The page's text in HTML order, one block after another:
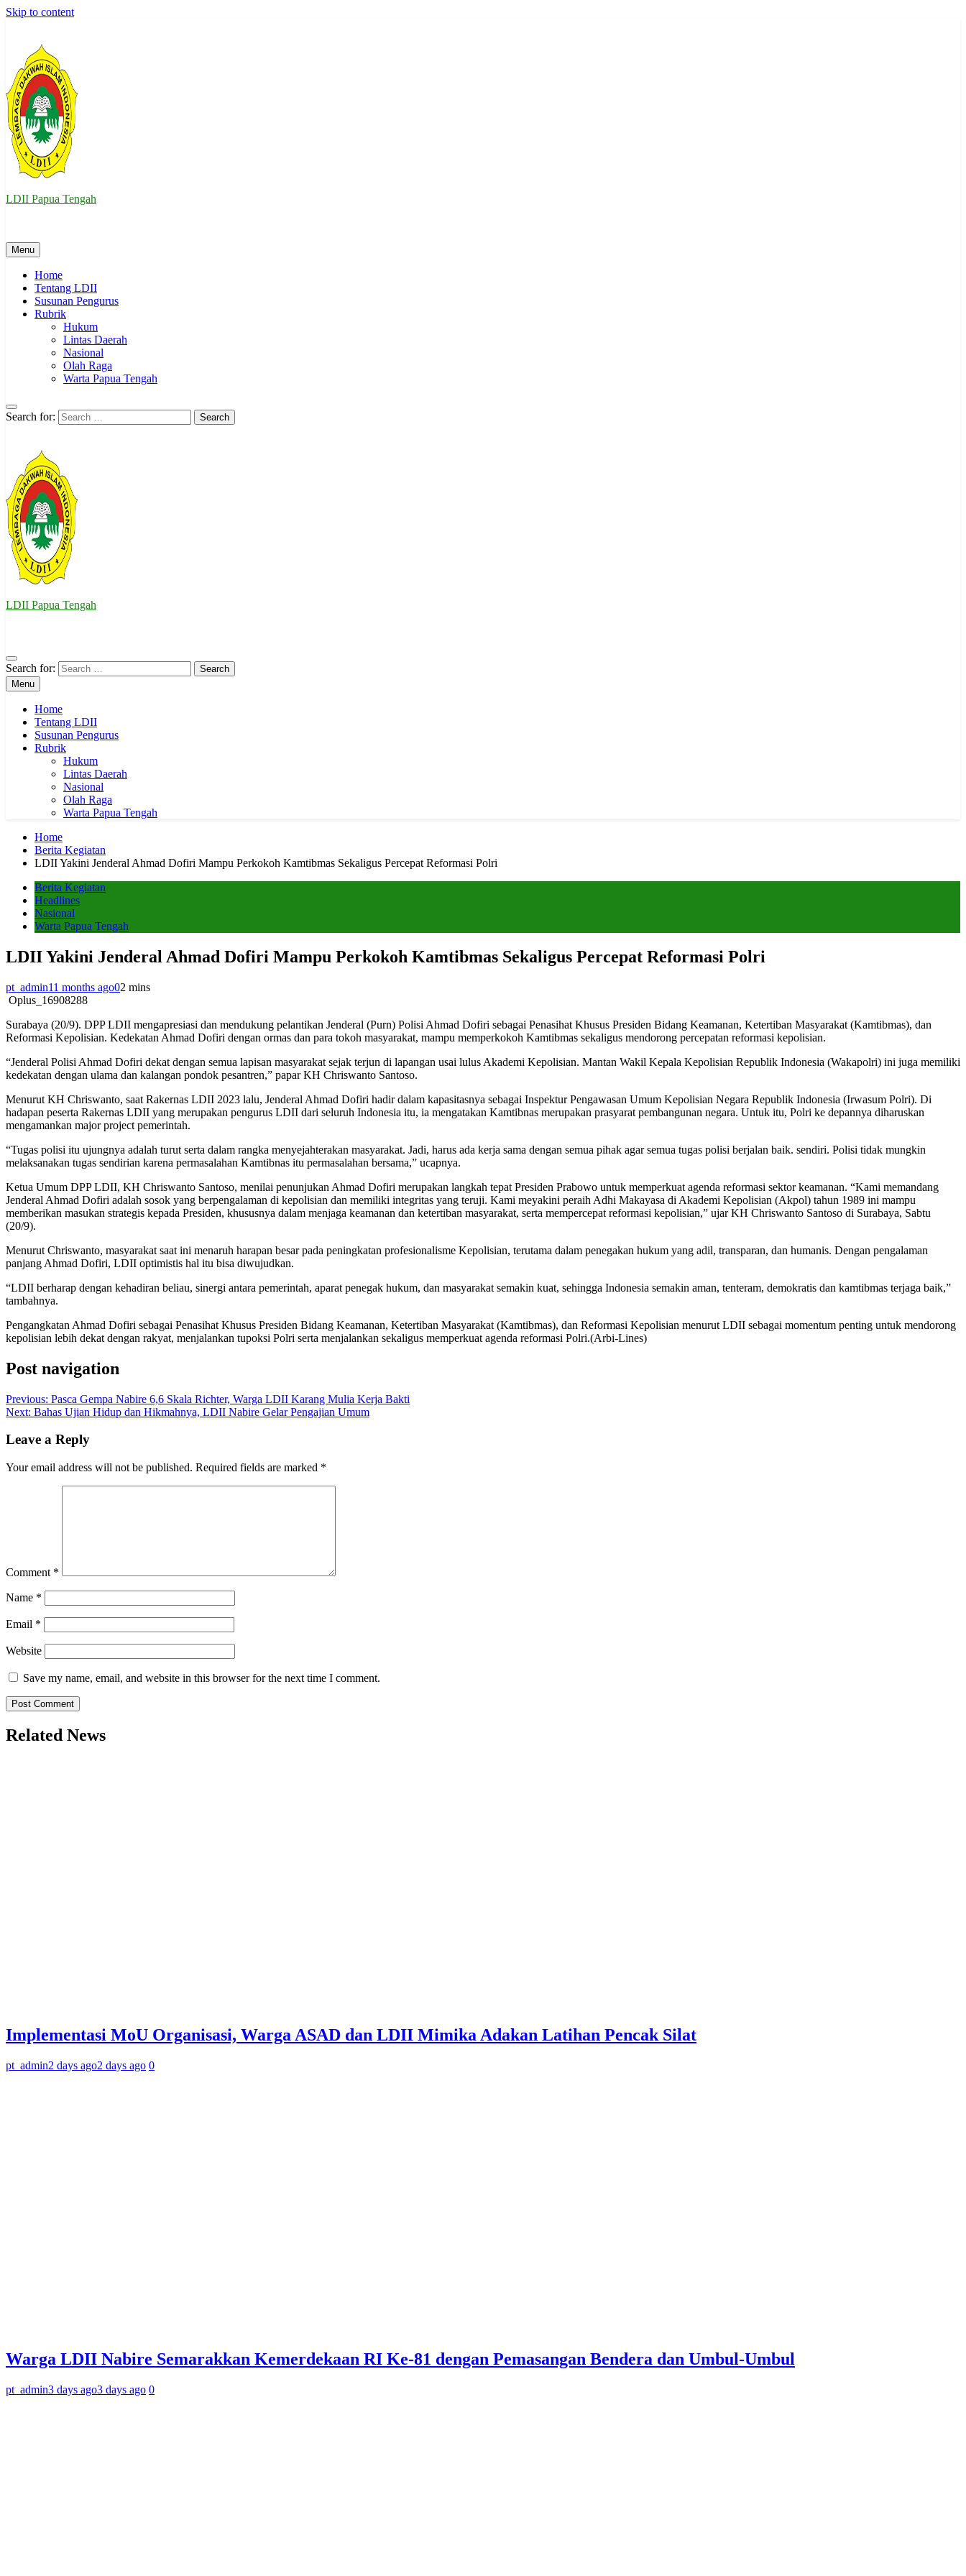
Skip to content
LDII Papua Tengah
Menu
Home
Tentang LDII
Susunan Pengurus
Rubrik
Hukum
Lintas Daerah
Nasional
Olah Raga
Warta Papua Tengah
Search for:
LDII Papua Tengah
Search for:
Menu
Home
Tentang LDII
Susunan Pengurus
Rubrik
Hukum
Lintas Daerah
Nasional
Olah Raga
Warta Papua Tengah
Home
Berita Kegiatan
LDII Yakini Jenderal Ahmad Dofiri Mampu Perkokoh Kamtibmas Sekaligus Percepat Reformasi Polri
Berita Kegiatan
Headlines
Nasional
Warta Papua Tengah
LDII Yakini Jenderal Ahmad Dofiri Mampu Perkokoh Kamtibmas Sekaligus Percepat Reformasi Polri
pt_admin11 months ago02 mins
Oplus_16908288
Surabaya (20/9). DPP LDII mengapresiasi dan mendukung pelantikan Jenderal (Purn) Polisi Ahmad Dofiri sebagai Penasihat Khusus Presiden Bidang Keamanan, Ketertiban Masyarakat (Kamtibmas), dan
Reformasi Kepolisian. Kedekatan Ahmad Dofiri dengan ormas dan para tokoh masyarakat, mampu memperkokoh Kamtibmas sekaligus mendorong percepatan reformasi kepolisian.
“Jenderal Polisi Ahmad Dofiri dekat dengan semua lapisan masyarakat sejak terjun di lapangan usai lulus Akademi Kepolisian. Mantan Wakil Kepala Kepolisian Republik Indonesia (Wakapolri) ini juga memiliki
kedekatan dengan ulama dan kalangan pondok pesantren,” papar KH Chriswanto Santoso.
Menurut KH Chriswanto, saat Rakernas LDII 2023 lalu, Jenderal Ahmad Dofiri hadir dalam kapasitasnya sebagai Inspektur Pengawasan Umum Kepolisian Negara Republik Indonesia (Irwasum Polri). Di
hadapan peserta Rakernas LDII yang merupakan pengurus LDII dari seluruh Indonesia itu, ia mengatakan Kamtibnas merupakan prasyarat pembangunan negara. Untuk itu, Polri ke depannya diharuskan
mengamankan major project pemerintah.
“Tugas polisi itu ujungnya adalah turut serta dalam rangka menyejahterakan masyarakat. Jadi, harus ada kerja sama dengan semua pihak agar semua tugas polisi berjalan baik. sendiri. Polisi tidak mungkin
melaksanakan tugas sendirian karena permasalahan Kamtibnas itu permasalahan bersama,” ucapnya.
Ketua Umum DPP LDII, KH Chriswanto Santoso, menilai penunjukan Ahmad Dofiri merupakan langkah tepat Presiden Prabowo untuk memperkuat agenda reformasi sektor keamanan. “Kami memandang
Jenderal Ahmad Dofiri adalah sosok yang berpengalaman di kepolisian dan memiliki integritas yang teruji. Kami meyakini peraih Adhi Makayasa di Akademi Kepolisian (Akpol) tahun 1989 ini mampu
memberikan masukan strategis kepada Presiden, khususnya dalam menjaga keamanan dan ketertiban masyarakat, serta mempercepat reformasi kepolisian,” ujar KH Chriswanto Santoso di Surabaya, Sabtu
(20/9).
Menurut Chriswanto, masyarakat saat ini menaruh harapan besar pada peningkatan profesionalisme Kepolisian, terutama dalam penegakan hukum yang adil, transparan, dan humanis. Dengan pengalaman
panjang Ahmad Dofiri, LDII optimistis hal itu bisa diwujudkan.
“LDII berharap dengan kehadiran beliau, sinergi antara pemerintah, aparat penegak hukum, dan masyarakat semakin kuat, sehingga Indonesia semakin aman, tenteram, demokratis dan kamtibmas terjaga baik,”
tambahnya.
Pengangkatan Ahmad Dofiri sebagai Penasihat Khusus Presiden Bidang Keamanan, Ketertiban Masyarakat (Kamtibmas), dan Reformasi Kepolisian menurut LDII sebagai momentum penting untuk mendorong
kepolisian lebih dekat dengan rakyat, menjalankan tupoksi Polri serta menjalankan sekaligus memperkuat agenda reformasi Polri.(Arbi-Lines)
Post navigation
Previous: Pasca Gempa Nabire 6,6 Skala Richter, Warga LDII Karang Mulia Kerja Bakti
Next: Bahas Ujian Hidup dan Hikmahnya, LDII Nabire Gelar Pengajian Umum
Leave a Reply
Your email address will not be published. Required fields are marked *
Comment *
Name *
Email *
Website
Save my name, email, and website in this browser for the next time I comment.
Related News
Implementasi MoU Organisasi, Warga ASAD dan LDII Mimika Adakan Latihan Pencak Silat
pt_admin2 days ago2 days ago 0
Warga LDII Nabire Semarakkan Kemerdekaan RI Ke-81 dengan Pemasangan Bendera dan Umbul-Umbul
pt_admin3 days ago3 days ago 0